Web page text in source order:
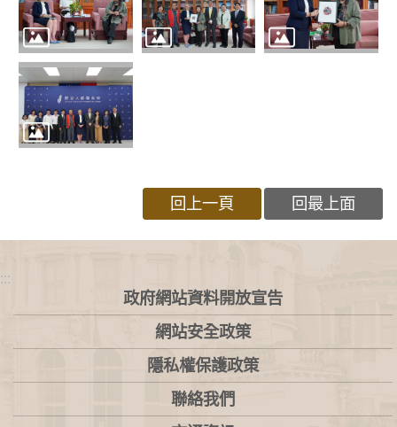
回上一頁 回最上面
:::
政府網站資料開放宣告
網站安全政策
隱私權保護政策
聯絡我們